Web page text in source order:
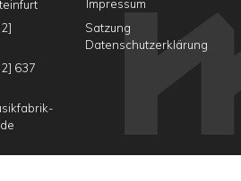
637
Impressum
Satzung
Datenschutzerklärung